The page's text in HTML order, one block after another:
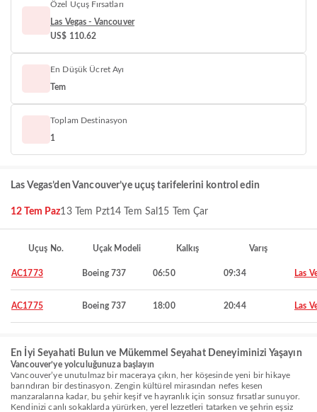
Özel Uçuş Fırsatları
Las Vegas - Vancouver
US$ 110.62
En Düşük Ücret Ayı
Tem
Toplam Destinasyon
1
Las Vegas’den Vancouver’ye uçuş tarifelerini kontrol edin
12 Tem Paz13 Tem Pzt14 Tem Sal 15 Tem Çar
Uçuş No. Uçak Modeli Kalkış Varış
AC1773 Boeing 737 06:50 09:34 Las
AC1775 Boeing 737 18:00 20:44 Las
En İyi Seyahati Bulun ve Mükemmel Seyahat Deneyiminizi Yaşayın
Vancouver’ye yolculuğunuza başlayın
Vancouver’ye unutulmaz bir maceraya çıkın, her köşesinde yeni bir hikaye
barındıran bir destinasyon. Zengin kültürel mirasından nefes kesen
manzaralarına kadar, bu şehir keşif ve hayranlık için sonsuz fırsatlar sunuyor.
Kendinizi canlı sokaklarda yürürken, yerel lezzetleri tatarken ve şehrin eşsiz